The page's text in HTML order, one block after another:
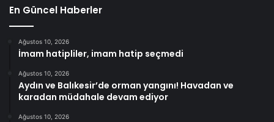
En Güncel Haberler
Ağustos 10, 2026
İmam hatipliler, imam hatip seçmedi
Ağustos 10, 2026
Aydın ve Balıkesir’de orman yangını! Havadan ve
karadan müdahale devam ediyor
Ağustos 10, 2026